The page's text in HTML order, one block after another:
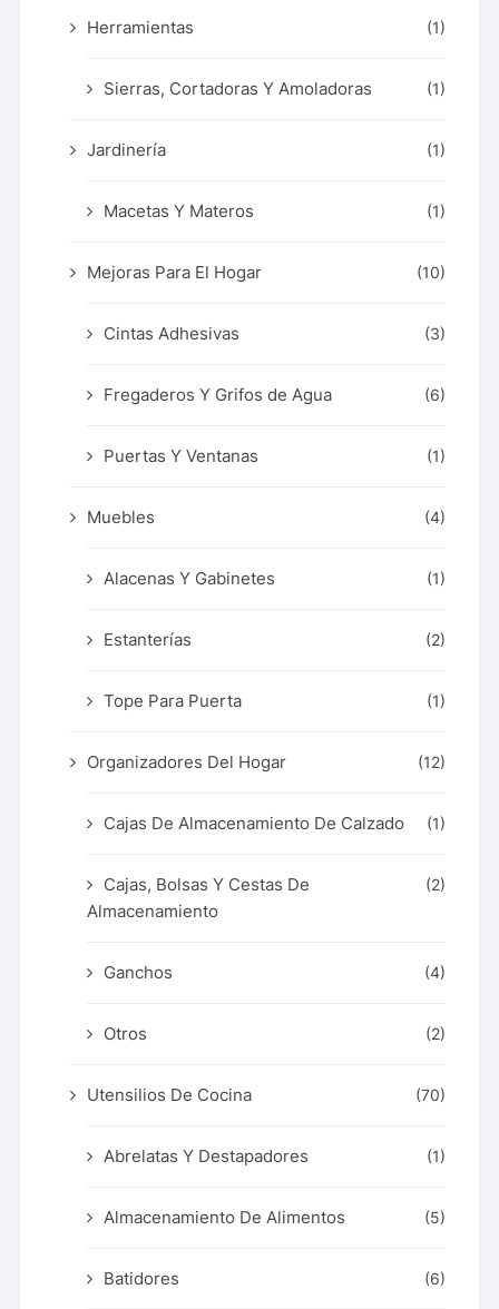
Herramientas (1)
Sierras, Cortadoras Y Amoladoras (1)
Jardinería (1)
Macetas Y Materos (1)
Mejoras Para El Hogar (10)
Cintas Adhesivas (3)
Fregaderos Y Grifos de Agua (6)
Puertas Y Ventanas (1)
Muebles (4)
Alacenas Y Gabinetes (1)
Estanterías (2)
Tope Para Puerta (1)
Organizadores Del Hogar (12)
Cajas De Almacenamiento De Calzado (1)
Cajas, Bolsas Y Cestas De
Almacenamiento
(2)
Ganchos (4)
Otros (2)
Utensilios De Cocina (70)
Abrelatas Y Destapadores (1)
Almacenamiento De Alimentos (5)
Batidores (6)